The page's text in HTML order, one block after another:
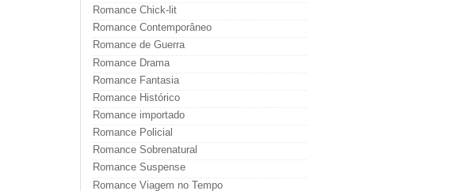
Romance Chick-lit
Romance Contemporâneo
Romance de Guerra
Romance Drama
Romance Fantasia
Romance Histórico
Romance importado
Romance Policial
Romance Sobrenatural
Romance Suspense
Romance Viagem no Tempo